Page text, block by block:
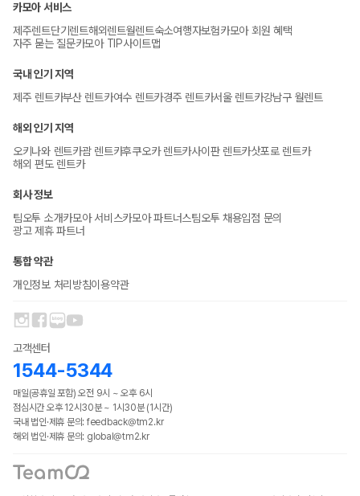
카모아 서비스
제주렌트단기렌트해외렌트월렌트숙소여행자보험카모아 회원 혜택
자주 묻는 질문카모아 TIP사이트맵
국내 인기 지역
제주 렌트카부산 렌트카여수 렌트카경주 렌트카서울 렌트카강남구 월렌트
해외 인기 지역
오키나와 렌트카괌 렌트카후쿠오카 렌트카사이판 렌트카삿포로 렌트카
해외 편도 렌트카
회사 정보
팀오투 소개카모아 서비스카모아 파트너스팀오투 채용입점 문의
광고 제휴 파트너
통합 약관
개인정보 처리방침이용약관
고객센터
1544-5344
매일(공휴일 포함) 오전 9시 ~ 오후 6시
점심시간 오후 12시30분 ~ 1시30분 (1시간)
국내 법인·제휴 문의: feedback@tm2.kr
해외 법인·제휴 문의: global@tm2.kr